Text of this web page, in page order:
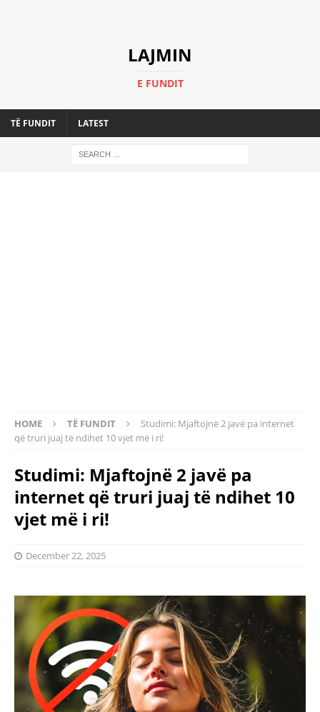
LAJMIN
E FUNDIT
TË FUNDIT LATEST
HOME TË FUNDIT
Studimi: Mjaftojnë 2 javë pa internet
që truri juaj të ndihet 10 vjet më i ri!
Studimi: Mjaftojnë 2 javë pa
internet që truri juaj të ndihet 10
vjet më i ri!
December 22, 2025